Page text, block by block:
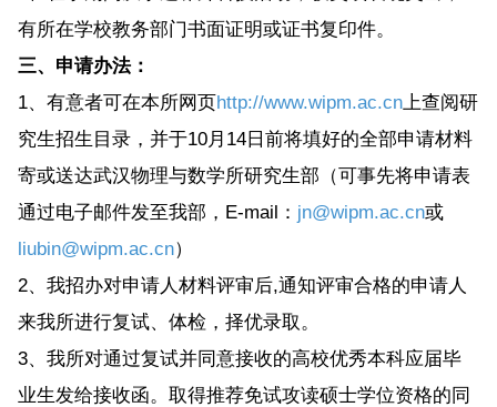
有所在学校教务部门书面证明或证书复印件。
三、申请办法：
1、有意者可在本所网页http://www.wipm.ac.cn上查阅研
究生招生目录，并于10月14日前将填好的全部申请材料
寄或送达武汉物理与数学所研究生部（可事先将申请表
通过电子邮件发至我部，E-mail： jn@wipm.ac.cn或
liubin@wipm.ac.cn）
2、我招办对申请人材料评审后,通知评审合格的申请人
来我所进行复试、体检，择优录取。
3、我所对通过复试并同意接收的高校优秀本科应届毕
业生发给接收函。取得推荐免试攻读硕士学位资格的同